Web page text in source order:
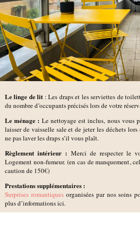
Le linge de lit : Les draps et les serviettes de
du nombre d’occupants précisés lors de votre
Le ménage : Le nettoyage est inclus, nous vous
laisser de vaisselle sale et de jeter les déchets
ne pas laver les draps s’il vous plaît.
Règlement intérieur : Merci de respecter le
Logement non-fumeur. (en cas de manquement,
caution de 150€)
Prestations supplémentaires :
Surprises romantiques organisées par nos soins
plus d’informations ici.